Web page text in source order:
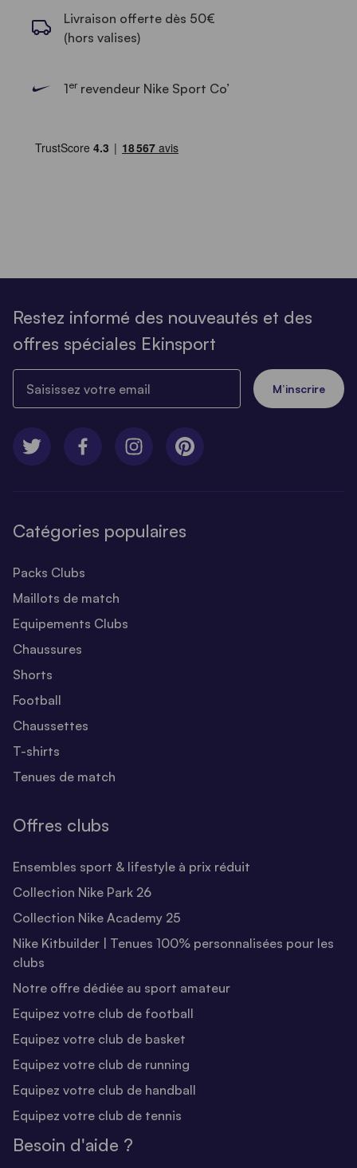
Livraison offerte dès 50€
(hors valises)
1errevendeur Nike Sport Co’
Restez informé des nouveautés et des
offres spéciales Ekinsport
M’inscrire
Catégories populaires
Packs Clubs
Maillots de match
Equipements Clubs
Chaussures
Shorts
Football
Chaussettes
T-shirts
Tenues de match
Offres clubs
Ensembles sport & lifestyle à prix réduit
Collection Nike Park 26
Collection Nike Academy 25
Nike Kitbuilder | Tenues 100% personnalisées pour les
clubs
Notre offre dédiée au sport amateur
Equipez votre club de football
Equipez votre club de basket
Equipez votre club de running
Equipez votre club de handball
Equipez votre club de tennis
Besoin d'aide ?